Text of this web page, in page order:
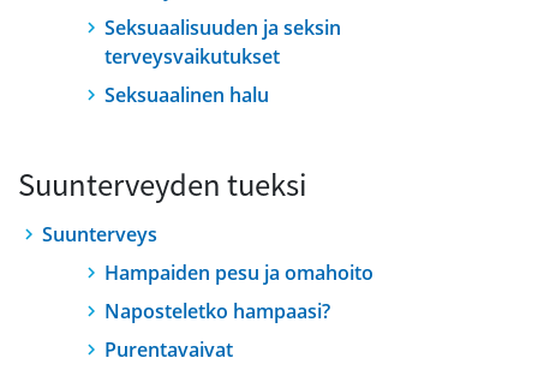
Seksuaalisuuden ja seksin
terveysvaikutukset
Seksuaalinen halu
Suunterveyden tueksi
Suunterveys
Hampaiden pesu ja omahoito
Naposteletko hampaasi?
Purentavaivat